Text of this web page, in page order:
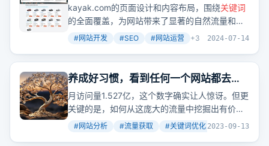
一个很受谷歌欢迎的又长又臭的网页例
子
kayak.com的页面设计和内容布局，围绕关键词
的全面覆盖，为网站带来了显著的自然流量和点
击率。
#网站开发 #SEO #网站运营 +3 2024-07-14
养成好习惯，看到任何一个网站都去看
看流量和流量来源分布，再看看搜索流
量来自于哪些词
月访问量1.527亿，这个数字确实让人惊讶。但更
关键的是，如何从这庞大的流量中挖掘出有价值
的关键词，引导更多的访问者。
#网站分析 #流量获取 #关键词优化 +2
2023-09-13